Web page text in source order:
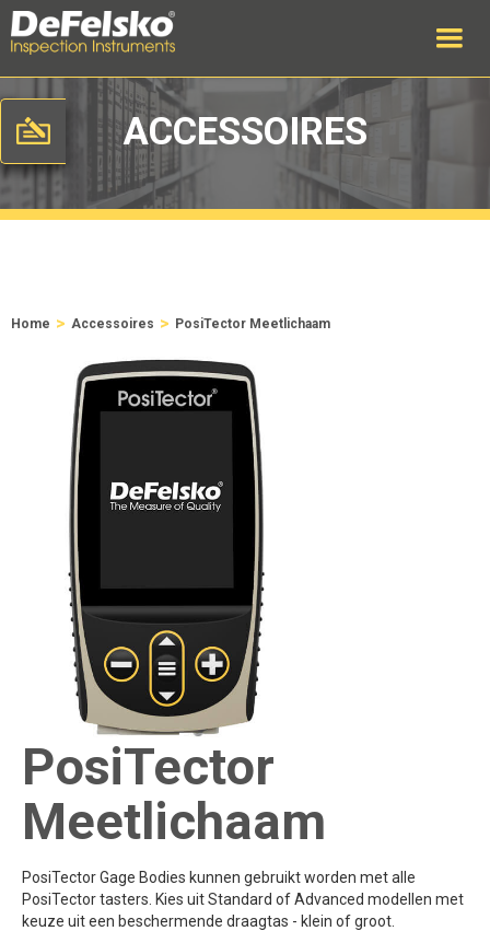
ACCESSOIRES
Home > Accessoires > PosiTector Meetlichaam
PosiTector
Meetlichaam
PosiTector Gage Bodies kunnen gebruikt worden met alle
PosiTector tasters. Kies uit Standard of Advanced modellen met
keuze uit een beschermende draagtas - klein of groot.